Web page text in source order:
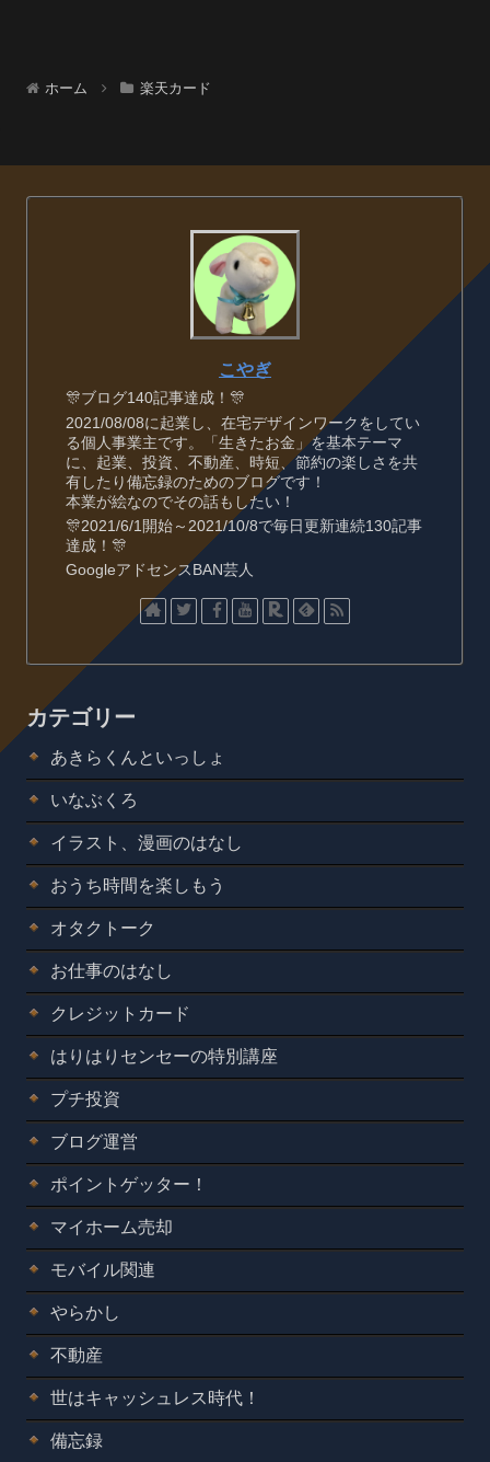
ホーム 楽天カード
こやぎ
🎊ブログ140記事達成！🎊
2021/08/08に起業し、在宅デザインワークをしてい
る個人事業主です。「生きたお金」を基本テーマ
に、起業、投資、不動産、時短、節約の楽しさを共
有したり備忘録のためのブログです！
本業が絵なのでその話もしたい！
🎊2021/6/1開始～2021/10/8で毎日更新連続130記事
達成！🎊
GoogleアドセンスBAN芸人
カテゴリー
あきらくんといっしょ
いなぶくろ
イラスト、漫画のはなし
おうち時間を楽しもう
オタクトーク
お仕事のはなし
クレジットカード
はりはりセンセーの特別講座
プチ投資
ブログ運営
ポイントゲッター！
マイホーム売却
モバイル関連
やらかし
不動産
世はキャッシュレス時代！
備忘録